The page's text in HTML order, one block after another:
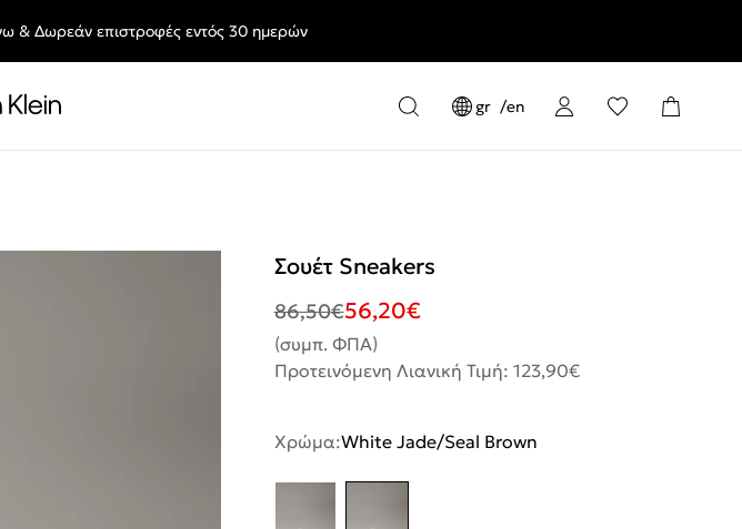
styles, στις τιμές που θες.
& Δωρεάν επιστροφές εντός 30 ημερών
gr en
Σουέτ Sneakers
86,50€56,20€
(συμπ. ΦΠΑ)
Προτεινόμενη Λιανική Τιμή: 123,90€
Χρώμα:White Jade/Seal Brown